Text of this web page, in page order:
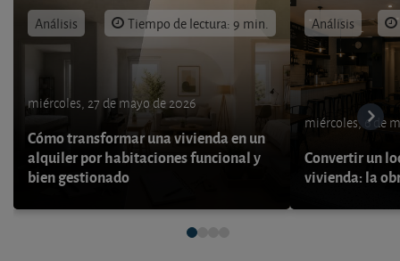
Análisis Tiempo de lectura: 9 min.
miércoles, 27 de mayo de 2026
Cómo transformar una vivienda en un
alquiler por habitaciones funcional y
bien gestionado
Análisis
miércoles, 6 de
Convertir un
vivienda: la